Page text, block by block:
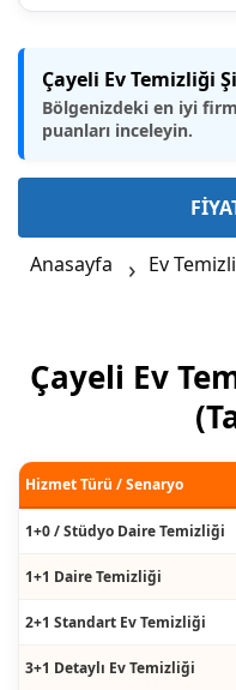
Çayeli Ev Temizliği
Bölgenizdeki en iyi
puanları inceleyin.
Anasayfa Ev
Çayeli Ev
Hizmet Türü / Senaryo
1+0 / Stüdyo Daire Temizliği
1+1 Daire Temizliği
2+1 Standart Ev Temizliği
3+1 Detaylı Ev Temizliği